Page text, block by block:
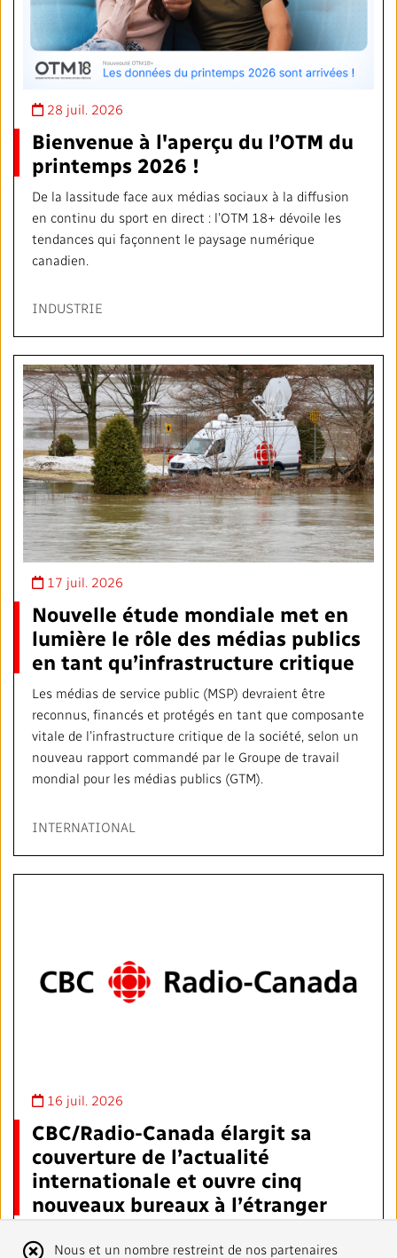
28 juil. 2026
Bienvenue à l'aperçu du l’OTM du
printemps 2026 !
De la lassitude face aux médias sociaux à la diffusion
en continu du sport en direct : l’OTM 18+ dévoile les
tendances qui façonnent le paysage numérique
canadien.
INDUSTRIE
17 juil. 2026
Nouvelle étude mondiale met en
lumière le rôle des médias publics
en tant qu’infrastructure critique
Les médias de service public (MSP) devraient être
reconnus, financés et protégés en tant que composante
vitale de l’infrastructure critique de la société, selon un
nouveau rapport commandé par le Groupe de travail
mondial pour les médias publics (GTM).
INTERNATIONAL
16 juil. 2026
CBC/Radio-Canada élargit sa
couverture de l’actualité
internationale et ouvre cinq
nouveaux bureaux à l’étranger
Nous et un nombre restreint de nos partenaires